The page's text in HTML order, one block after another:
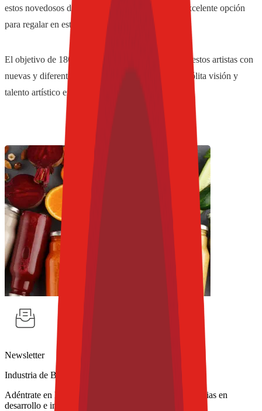
estos novedosos diseños que sin duda serán una excelente opción
para regalar en este gran día.
El objetivo de 1800 Essential es difundir el arte de estos artistas con
nuevas y diferentes tendencias, que plasmen su insólita visión y
talento artístico en una botella.
Newsletter
Industria de Bebidas
Adéntrate en los ingredientes funcionales y las tendencias en
desarrollo e innovación de bebidas.